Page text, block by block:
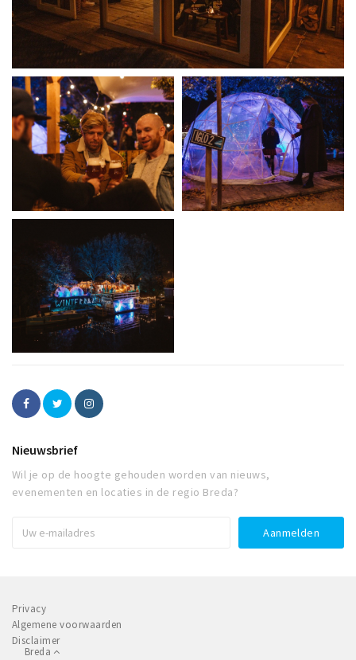
Nieuwsbrief
Wil je op de hoogte gehouden worden van nieuws,
evenementen en locaties in de regio Breda?
Privacy
Algemene voorwaarden
Disclaimer
Breda